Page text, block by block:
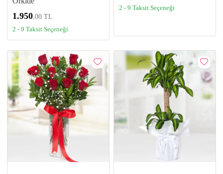
1.950 ,00 TL
2 - 9 Taksit Seçeneği
2 - 9 Taksit Seçeneği